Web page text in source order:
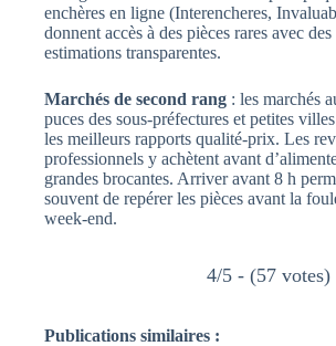
enchères en ligne (Interencheres,
donnent accès à des pièces rares avec des
estimations transparentes.
Marchés de second rang : les marchés
puces des sous-préfectures et petites
les meilleurs rapports qualité-prix. Les
professionnels y achètent avant
grandes brocantes. Arriver avant 8 h
souvent de repérer les pièces avant la
week-end.
4/5 - (57 votes)
Publications similaires :